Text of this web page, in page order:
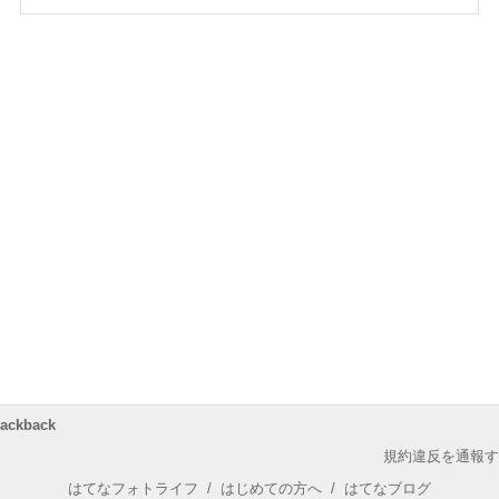
規約違反を通報
はてなフォトライフ / はじめての方へ / はてなブログ